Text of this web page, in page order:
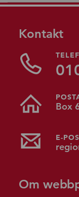
Kontakt
Box
E-
Om